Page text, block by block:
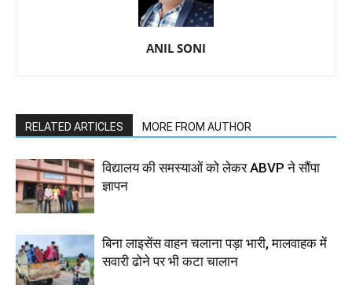
ANIL SONI
RELATED ARTICLES MORE FROM AUTHOR
विद्यालय की समस्याओं को लेकर ABVP ने सौंपा
ज्ञापन
बिना लाइसेंस वाहन चलाना पड़ा भारी, मालवाहक में
सवारी ढोने पर भी कटा चालान